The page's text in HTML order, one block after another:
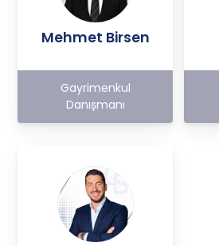
Mehmet Birsen
Gayrimenkul
Danışmanı